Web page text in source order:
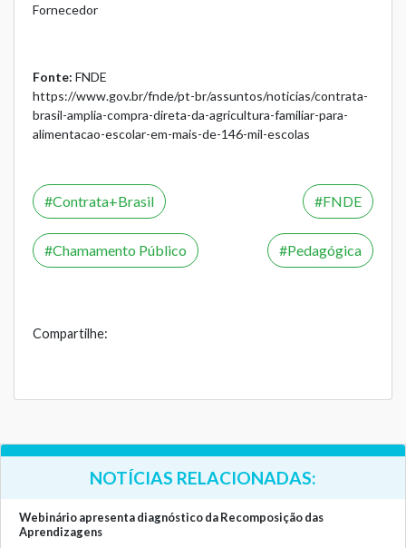
Fornecedor
Fonte: FNDE
https://www.gov.br/fnde/pt-br/assuntos/noticias/contrata-
brasil-amplia-compra-direta-da-agricultura-familiar-para-
alimentacao-escolar-em-mais-de-146-mil-escolas
Contrata+Brasil FNDE
Chamamento Público Pedagógica
Compartilhe:
NOTÍCIAS RELACIONADAS:
Webinário apresenta diagnóstico da Recomposição das
Aprendizagens